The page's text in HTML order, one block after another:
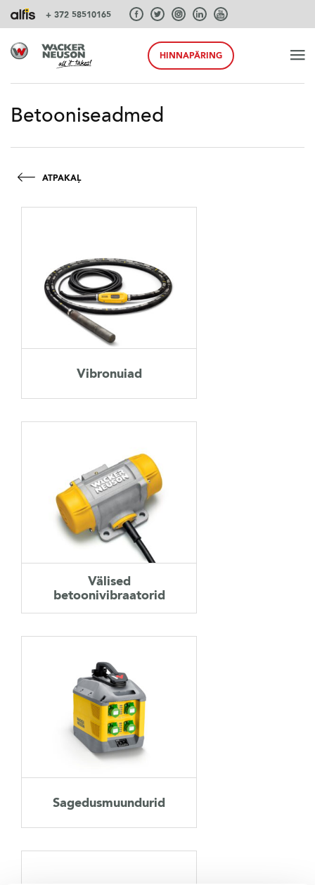
+ 372 58510165
ALGUS
TOOTED
AKSESSUAARID
KASUTATUD TEHNIKA
KARJÄÄR
MEIST
KONTAKT
HINNAPÄRING
Betooniseadmed
ATPAKAĻ
Vibronuiad
Välised
betoonivibraatorid
Sagedusmuundurid